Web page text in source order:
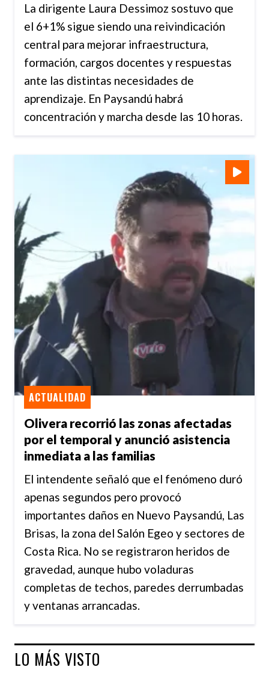
La dirigente Laura Dessimoz sostuvo que
el 6+1% sigue siendo una reivindicación
central para mejorar infraestructura,
formación, cargos docentes y respuestas
ante las distintas necesidades de
aprendizaje. En Paysandú habrá
concentración y marcha desde las 10 horas.
Olivera recorrió las zonas afectadas
por el temporal y anunció asistencia
inmediata a las familias
ACTUALIDAD
El intendente señaló que el fenómeno duró
apenas segundos pero provocó
importantes daños en Nuevo Paysandú, Las
Brisas, la zona del Salón Egeo y sectores de
Costa Rica. No se registraron heridos de
gravedad, aunque hubo voladuras
completas de techos, paredes derrumbadas
y ventanas arrancadas.
LO MÁS VISTO